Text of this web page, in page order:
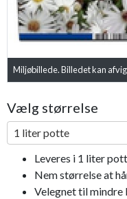
Miljøbillede. Billedet kan
Vælg størrelse
1 liter potte
Leveres i 1 liter
Nem størrelse at
Velegnet til mindre